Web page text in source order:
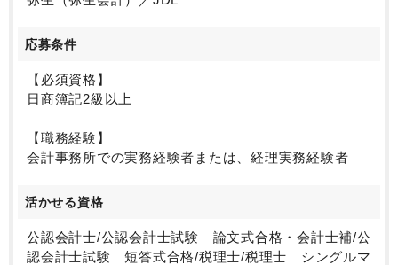
応募条件
【必須資格】
日商簿記2級以上
【職務経験】
会計事務所での実務経験者または、経理実務経験者
活かせる資格
公認会計士/公認会計士試験 論文式合格・会計士補/公
認会計士試験 短答式合格/税理士/税理士 シングルマ